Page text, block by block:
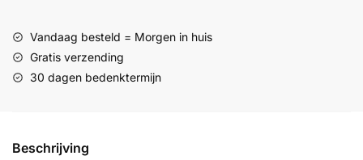
Vandaag besteld = Morgen in huis
Gratis verzending
30 dagen bedenktermijn
Beschrijving